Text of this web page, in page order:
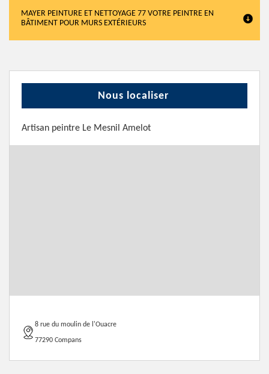
MAYER PEINTURE ET NETTOYAGE 77 VOTRE PEINTRE EN
BÂTIMENT POUR MURS EXTÉRIEURS
Nous localiser
Artisan peintre Le Mesnil Amelot
8 rue du moulin de l'Ouacre
77290 Compans